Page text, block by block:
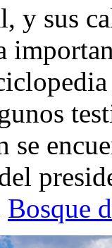
y sus
se
Bosque